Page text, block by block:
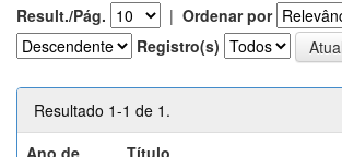
Result./Pág. | Ordenar por
Registro(s)
Resultado 1-1 de 1.
Ano de
Título